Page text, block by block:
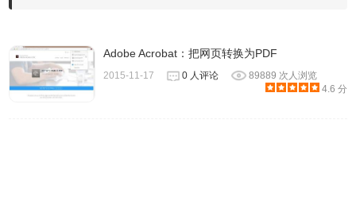
3.安装完毕，图标会出现在
Adobe Acrobat：把网页转换为PDF
2015-11-17 0 人评论
89889 次人浏览
4.6 分